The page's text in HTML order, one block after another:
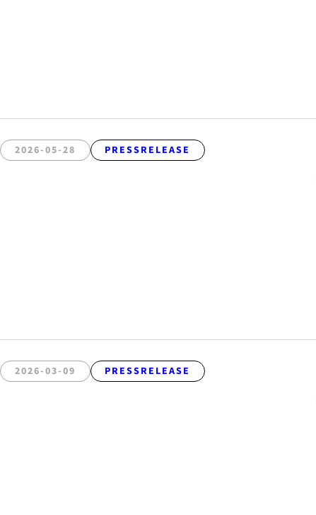
2026-05-28 PRESSRELEASE
2026-03-09 PRESSRELEASE